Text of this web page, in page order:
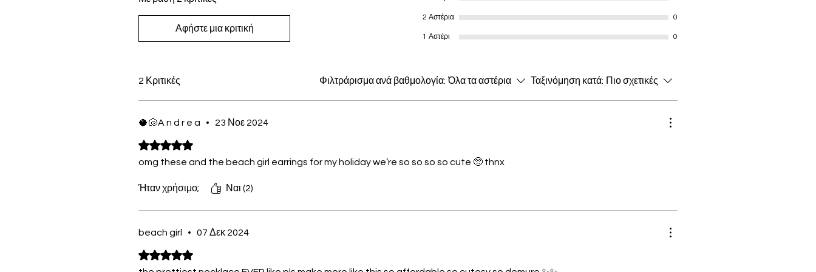
Αφήστε μια κριτική
2 Αστέρια 0
1 Αστέρι 0
2 Κριτικές Φιλτράρισμα ανά βαθμολογία: Όλα τα αστέρια Ταξινόμηση κατά: Πιο σχετικές
🥥🐚A n d r e a • 23 Νοε 2024
Βαθμολογήθηκε με 5 από 5 αστέρια.
omg these and the beach girl earrings for my holiday we’re so so so so cute 🥺 thnx
Ήταν χρήσιμο; Ναι (2)
beach girl • 07 Δεκ 2024
Βαθμολογήθηκε με 5 από 5 αστέρια.